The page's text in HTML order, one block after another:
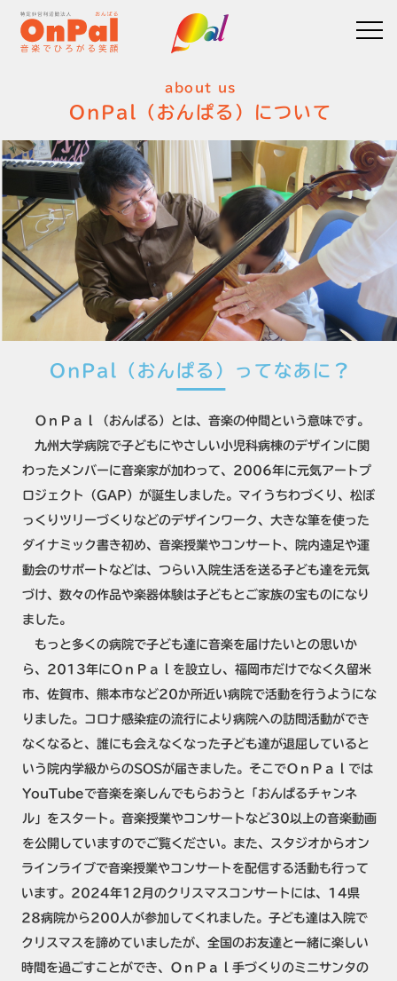
about us
OnPal（おんぱる）について
OnPal（おんぱる）ってなあに？
ＯｎＰａｌ（おんぱる）とは、音楽の仲間という意味です。
九州大学病院で子どもにやさしい小児科病棟のデザインに関
わったメンバーに音楽家が加わって、2006年に元気アートプ
ロジェクト（GAP）が誕生しました。マイうちわづくり、松ぼ
っくりツリーづくりなどのデザインワーク、大きな筆を使った
ダイナミック書き初め、音楽授業やコンサート、院内遠足や運
動会のサポートなどは、つらい入院生活を送る子ども達を元気
づけ、数々の作品や楽器体験は子どもとご家族の宝ものになり
ました。
もっと多くの病院で子ども達に音楽を届けたいとの思いか
ら、2013年にＯｎＰａｌを設立し、福岡市だけでなく久留米
市、佐賀市、熊本市など20か所近い病院で活動を行うようにな
りました。コロナ感染症の流行により病院への訪問活動ができ
なくなると、誰にも会えなくなった子ども達が退屈していると
いう院内学級からのSOSが届きました。そこでＯｎＰａｌでは
YouTubeで音楽を楽しんでもらおうと「おんぱるチャンネ
ル」をスタート。音楽授業やコンサートなど30以上の音楽動画
を公開していますのでご覧ください。また、スタジオからオン
ラインライブで音楽授業やコンサートを配信する活動も行って
います。2024年12月のクリスマスコンサートには、14県
28病院から200人が参加してくれました。子ども達は入院で
クリスマスを諦めていましたが、全国のお友達と一緒に楽しい
時間を過ごすことができ、ＯｎＰａｌ手づくりのミニサンタの